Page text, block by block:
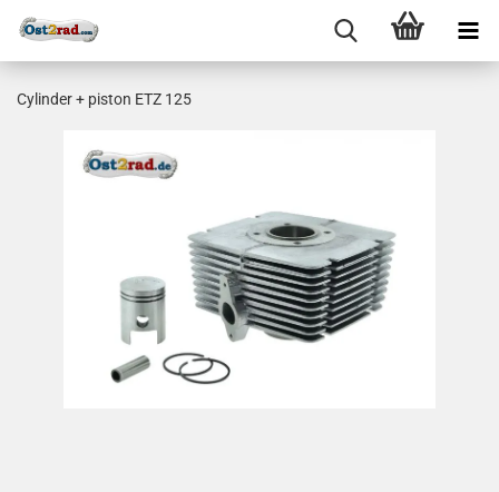
Cylinder + piston ETZ 125